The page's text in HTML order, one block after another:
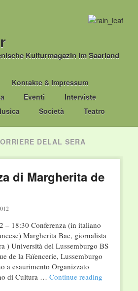
Kulturmagazin im Saarland
Kontakte & Impressum
Eventi
Interviste
Società Teatro
DELAL SERA
di Margherita de
– 18:30 Conferenza (in italiano
Margherita Bac, giornalista
) Università del Lussemburgo BS
de la Faïencerie, Lussemburgo
a esaurimento Organizzato
di Cultura … Continue reading